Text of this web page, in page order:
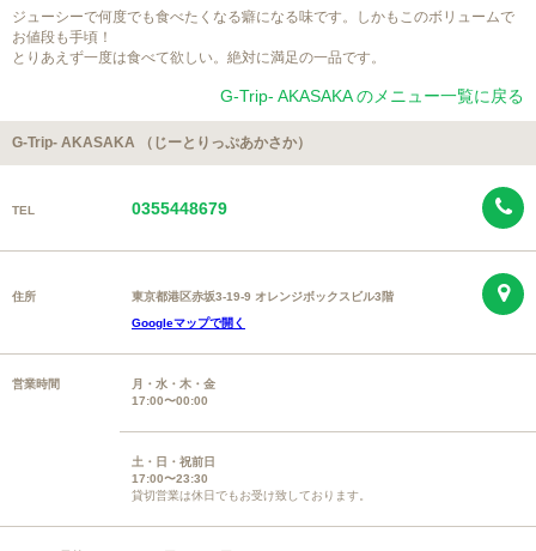
ジューシーで何度でも食べたくなる癖になる味です。しかもこのボリュームで
お値段も手頃！
とりあえず一度は食べて欲しい。絶対に満足の一品です。
G-Trip- AKASAKA のメニュー一覧に戻る
G-Trip- AKASAKA （じーとりっぷあかさか）
TEL 0355448679
住所
東京都港区赤坂3-19-9 オレンジボックスビル3階
Googleマップで開く
営業時間
月・水・木・金
17:00〜00:00
土・日・祝前日
17:00〜23:30
貸切営業は休日でもお受け致しております。